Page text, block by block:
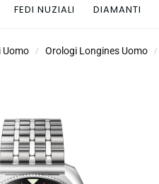
FEDI NUZIALI DIAMANTI
Uomo / Orologi Longines Uomo /